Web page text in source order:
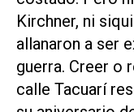
Kirchner, ni
allanaron a ser
guerra. Creer o
calle Tacuarí